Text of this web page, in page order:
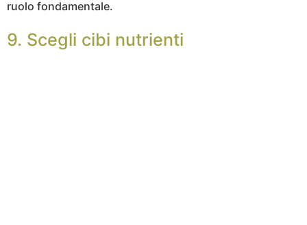
ruolo fondamentale.
9. Scegli cibi nutrienti